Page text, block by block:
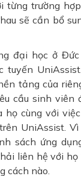
từng trường
sẽ cần bổ
đại học ở
tuyến
tảng của
cầu sinh viên
họ cùng với
UniAssist.
sách ứng
liên hệ với
cách nào.